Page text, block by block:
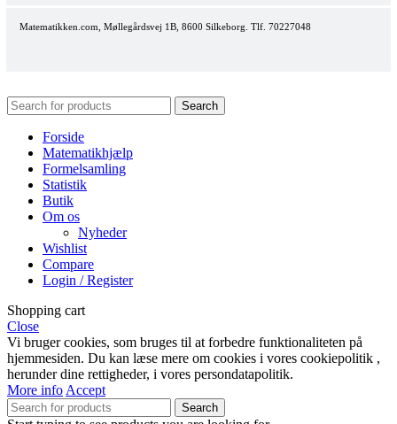
Matematikken.com, Møllegårdsvej 1B, 8600 Silkeborg. Tlf. 70227048
Search
Forside
Matematikhjælp
Formelsamling
Statistik
Butik
Om os
Nyheder
Wishlist
Compare
Login / Register
Shopping cart
Close
Vi bruger cookies, som bruges til at forbedre funktionaliteten på
hjemmesiden. Du kan læse mere om cookies i vores cookiepolitik ,
herunder dine rettigheder, i vores persondatapolitik.
More info Accept
Search